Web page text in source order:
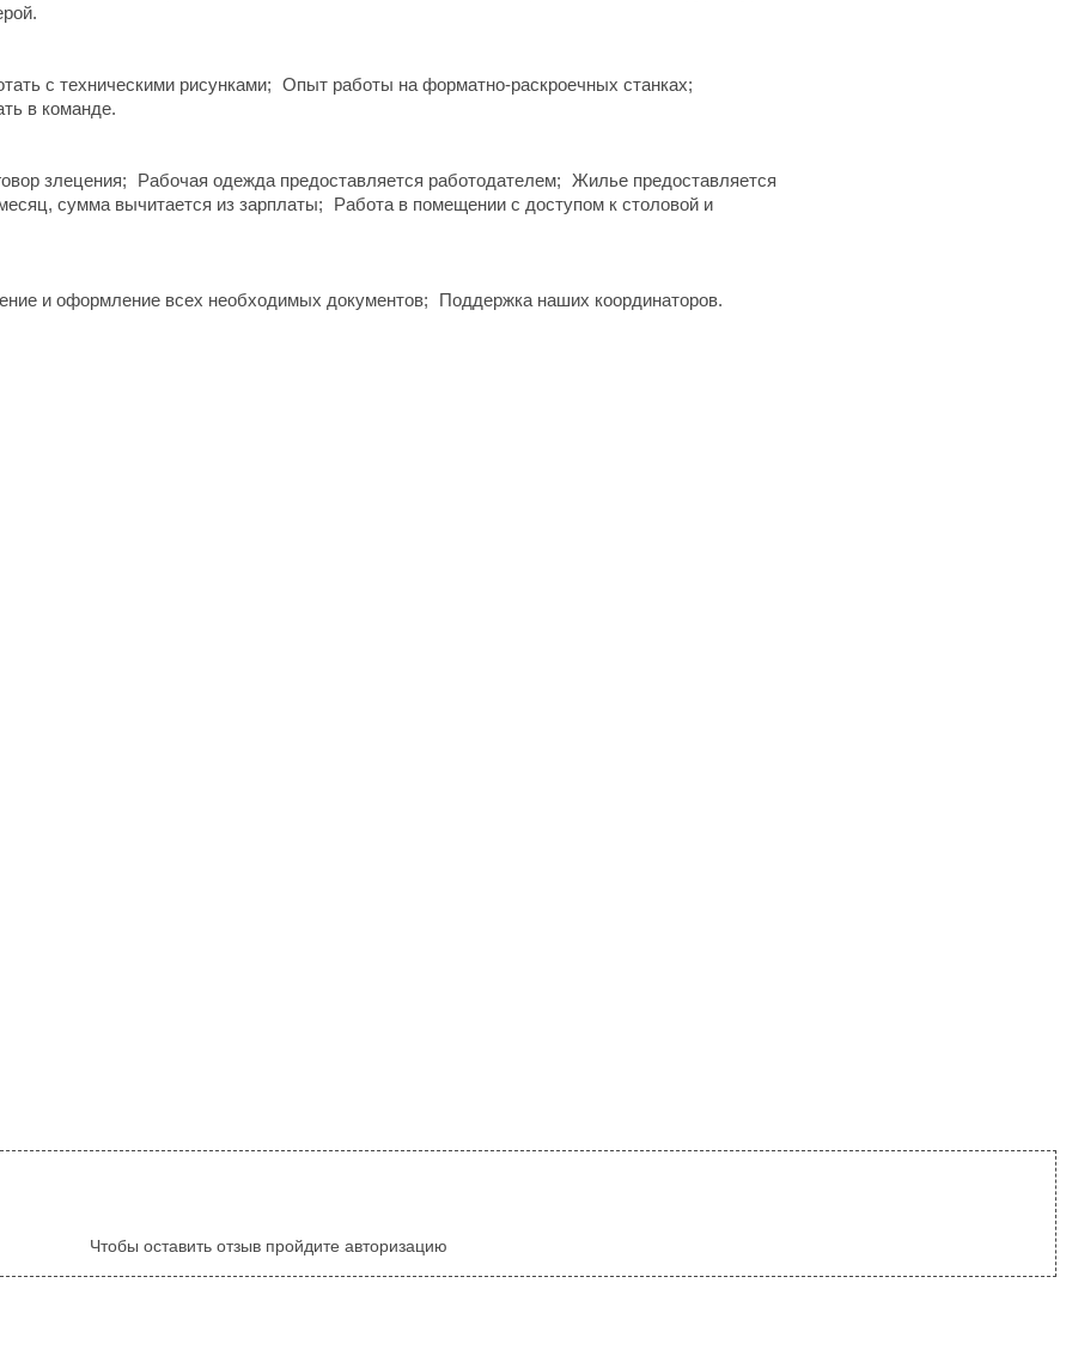
с техническими рисунками; Опыт работы на форматно-раскроечных станках;
в команде.
злецения; Рабочая одежда предоставляется работодателем; Жилье предоставляется
сумма вычитается из зарплаты;
Работа в помещении с доступом к столовой и
и оформление всех необходимых документов; Поддержка наших координаторов.
Чтобы оставить отзыв пройдите авторизацию